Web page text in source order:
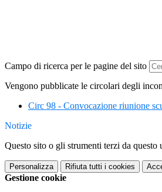
Campo di ricerca per le pagine del sito
Vengono pubblicate le circolari degli
Circ 98 - Convocazione riunione
Notizie
Questo sito o gli strumenti terzi da
Personalizza Rifiuta tutti i cookies
Gestione cookie